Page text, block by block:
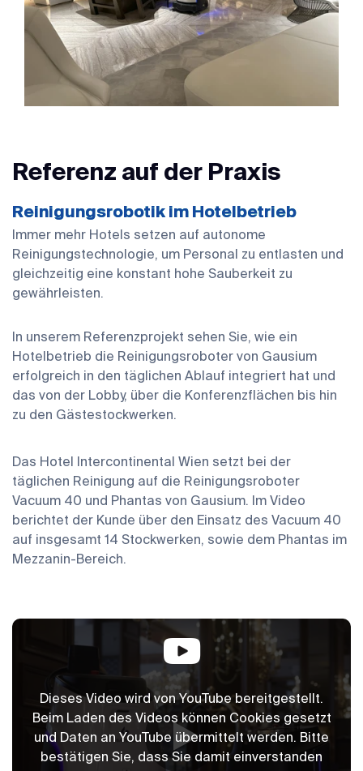
Referenz auf der Praxis
Reinigungsrobotik im Hotelbetrieb
Immer mehr Hotels setzen auf autonome
Reinigungstechnologie, um Personal zu entlasten und
gleichzeitig eine konstant hohe Sauberkeit zu
gewährleisten.
In unserem Referenzprojekt sehen Sie, wie ein
Hotelbetrieb die Reinigungsroboter von Gausium
erfolgreich in den täglichen Ablauf integriert hat und
das von der Lobby, über die Konferenzflächen bis hin
zu den Gästestockwerken.
Dieses Video wird von YouTube bereitgestellt.
Beim Laden des Videos können Cookies gesetzt
und Daten an YouTube übermittelt werden. Bitte
bestätigen Sie, dass Sie damit einverstanden
Das Hotel Intercontinental Wien setzt bei der
täglichen Reinigung auf die Reinigungsroboter
Vacuum 40 und Phantas von Gausium. Im Video
berichtet der Kunde über den Einsatz des Vacuum 40
auf insgesamt 14 Stockwerken, sowie dem Phantas im
Mezzanin-Bereich.